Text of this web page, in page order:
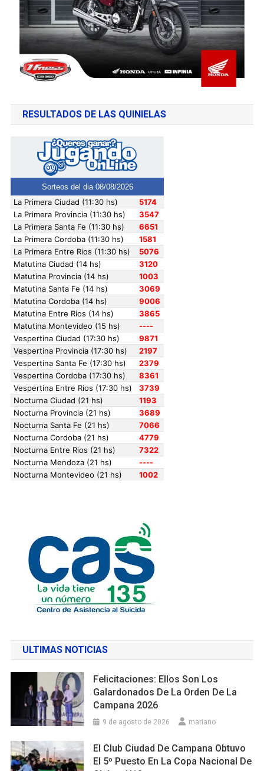
RESULTADOS DE LAS QUINIELAS
ULTIMAS NOTICIAS
Felicitaciones: Ellos Son Los
Galardonados De La Orden De La
Campana 2026
9 de agosto de 2026 mariano
El Club Ciudad De Campana Obtuvo
El 5º Puesto En La Copa Nacional De